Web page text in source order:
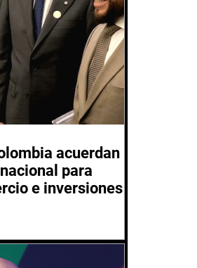
acuerdan
para
e inversiones